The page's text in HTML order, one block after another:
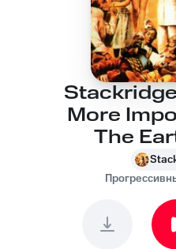
More
The